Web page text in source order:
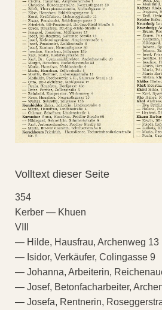
Volltext dieser Seite
354
Kerber — Khuen
VIII
— Hilde, Hausfrau, Archenweg 13
— Isidor, Verkäufer, Colingasse 9
— Johanna, Arbeiterin,
— Josef, Betonfacharbeiter,
— Josefa, Rentnerin,